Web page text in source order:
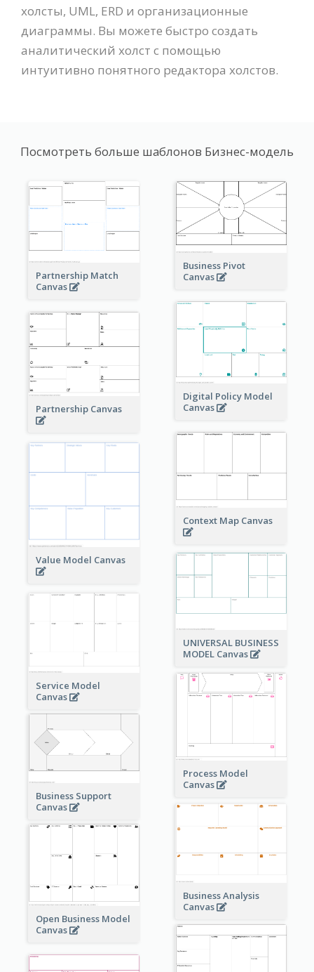
холсты, UML, ERD и организационные
диаграммы. Вы можете быстро создать
аналитический холст с помощью
интуитивно понятного редактора холстов.
Посмотреть больше шаблонов Бизнес-модель
Partnership Match
Canvas
Business Pivot
Canvas
Digital Policy Model
Canvas
Partnership Canvas
Context Map Canvas
Value Model Canvas
UNIVERSAL BUSINESS
MODEL Canvas
Service Model
Canvas
Process Model
Canvas
Business Support
Canvas
Business Analysis
Canvas
Open Business Model
Canvas